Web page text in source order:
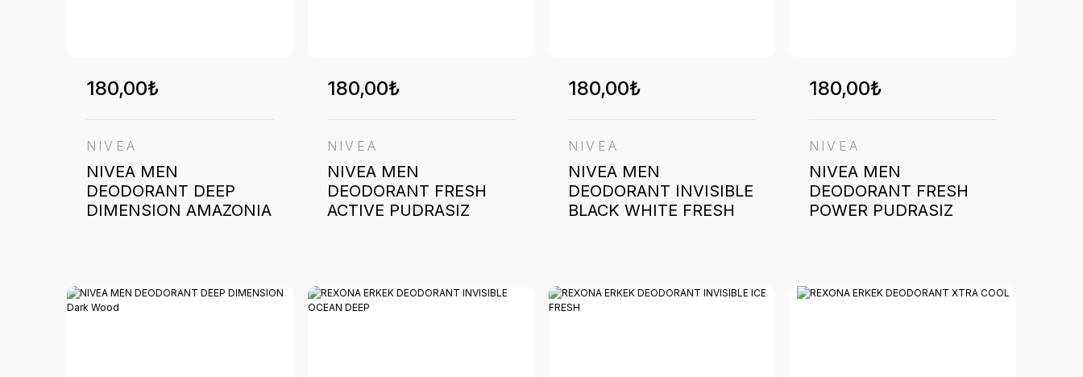
180,00₺
NIVEA
NIVEA MEN
DEODORANT DEEP
DIMENSION AMAZONIA
180,00₺
NIVEA
NIVEA MEN
DEODORANT FRESH
ACTIVE PUDRASIZ
180,00₺
NIVEA
NIVEA MEN
DEODORANT INVISIBLE
BLACK WHITE FRESH
180,00₺
NIVEA
NIVEA MEN
DEODORANT FRESH
POWER PUDRASIZ